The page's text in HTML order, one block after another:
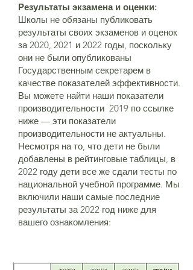
Результаты экзамена и оценки:
Школы не обязаны публиковать
результаты своих экзаменов и оценок
за 2020, 2021 и 2022 годы, поскольку
они не были опубликованы
Государственным секретарем в
качестве показателей эффективности.
Вы можете найти наши показатели
производительности 2019 по ссылке
ниже — эти показатели
производительности не актуальны.
Несмотря на то, что дети не были
добавлены в рейтинговые таблицы, в
2022 году дети все же сдали тесты по
национальной учебной программе. Мы
включили наши самые последние
результаты за 2022 год ниже для
вашего ознакомления: